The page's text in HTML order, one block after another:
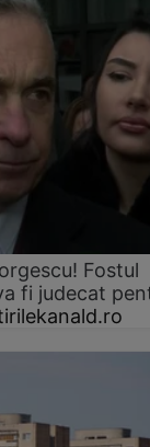
Fostul
fi judecat